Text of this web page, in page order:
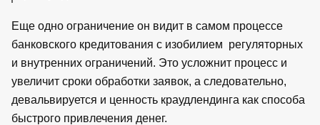
Еще одно ограничение он видит в самом процессе
банковского кредитования с изобилием регуляторных
и внутренних ограничений. Это усложнит процесс и
увеличит сроки обработки заявок, а следовательно,
девальвируется и ценность краудлендинга как способа
быстрого привлечения денег.